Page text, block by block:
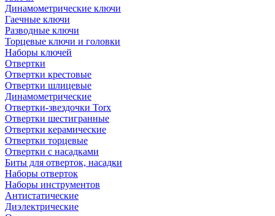
Динамометрические ключи
Гаечные ключи
Разводные ключи
Торцевые ключи и головки
Наборы ключей
Отвертки
Отвертки крестовые
Отвертки шлицевые
Динамометрические
Отвертки-звездочки Torx
Отвертки шестигранные
Отвертки керамические
Отвертки торцевые
Отвертки с насадками
Биты для отверток, насадки
Наборы отверток
Наборы инструментов
Антистатические
Диэлектрические